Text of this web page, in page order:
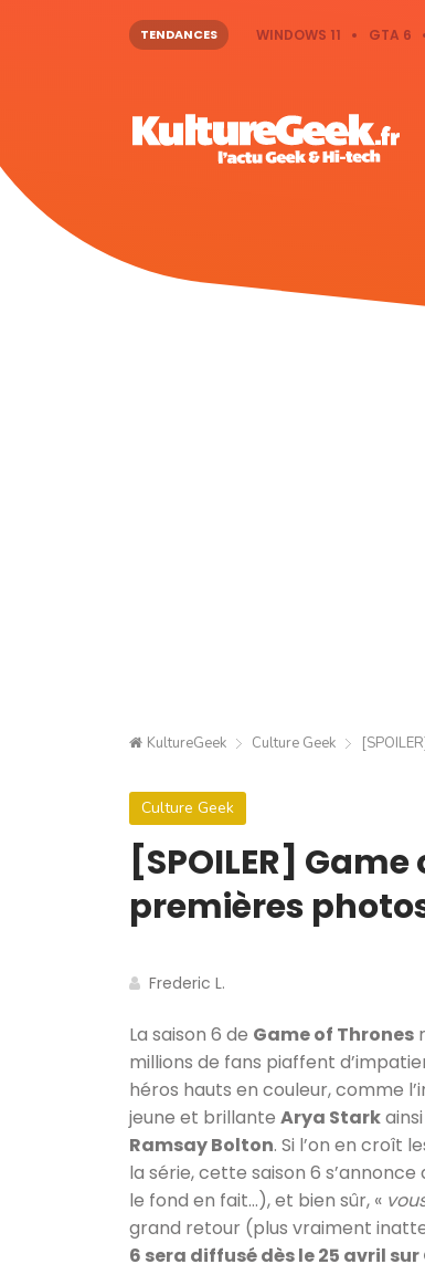
TENDANCES WINDOWS 11 GTA 6
KultureGeek Culture Geek
Culture Geek
[SPOILER]
premières
Frederic L.
La saison 6 de Game of Thrones
millions de fans piaffent
héros hauts en couleur, comme
jeune et brillante Arya Stark
Ramsay Bolton. Si l’on en croît
la série, cette saison 6
le fond en fait…), et bien sûr, «
grand retour (plus vraiment
6 sera diffusé dès le 25 avril sur